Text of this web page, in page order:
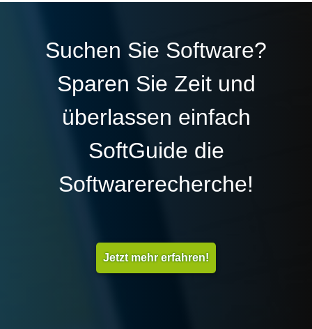
Suchen Sie Software?
Sparen Sie Zeit und
überlassen einfach
SoftGuide die
Softwarerecherche!
Jetzt mehr erfahren!